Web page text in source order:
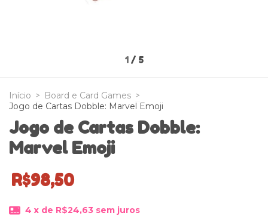
1 / 5
Início > Board e Card Games >
Jogo de Cartas Dobble: Marvel Emoji
Jogo de Cartas Dobble:
Marvel Emoji
R$98,50
4 x de R$24,63 sem juros